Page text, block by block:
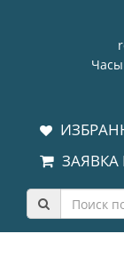
ЗАЯВКА